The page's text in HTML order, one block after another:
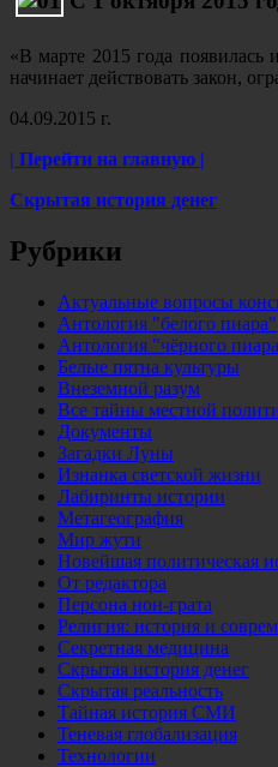
«В марте 2015 года
начинает действовать закон,
04.09.2015 г.
| Перейти на главную |
Скрытая история денег
Рубрики
Актуальные вопросы
Антология "белого пиара"
Антология "чёрного
Белые пятна культуры
Внеземной разум
Все тайны местной
Документы
Загадки Луны
Изнанка светской жизни
Лабиринты истории
Метагеография
Мир жути
Новейшая политическая
От редактора
Персона нон-грата
Религия: история и
Секретная медицина
Скрытая история денег
Скрытая реальность
Тайная история СМИ
Теневая глобализация
Технологии